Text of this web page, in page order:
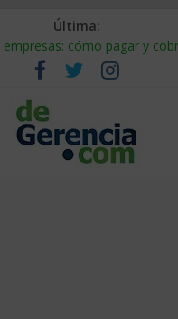
Última:
empresas: cómo pagar y
qué es y por qué sale tan
personal: cómo auditarla a
la cadena de suministro:
de EE. UU.: cómo